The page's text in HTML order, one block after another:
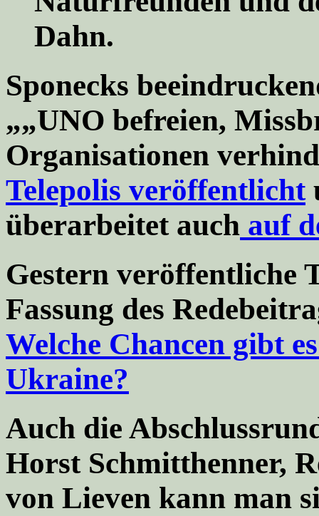
Dahn.
Sponecks
„„UNO befreien,
Organisationen
Telepolis veröffentlicht
überarbeitet auch auf
Gestern veröffentliche
Fassung des
Welche Chancen gibt
Ukraine?
Auch die
Horst Schmitthenner,
von Lieven kann man